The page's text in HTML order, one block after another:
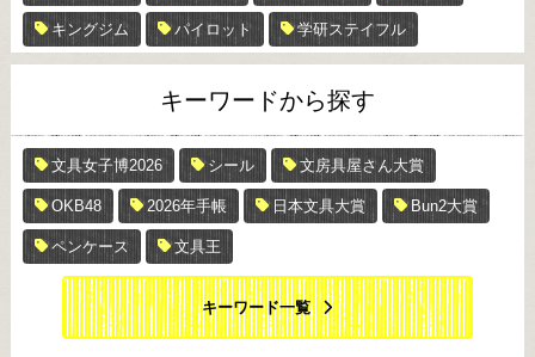
キングジム パイロット 学研ステイフル
キーワードから探す
文具女子博2026 シール 文房具屋さん大賞
OKB48 2026年手帳 日本文具大賞 Bun2大賞
ペンケース 文具王
キーワード一覧